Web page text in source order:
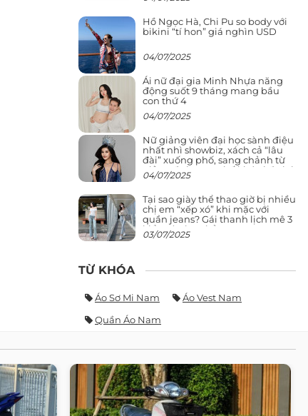
Hồ Ngọc Hà, Chi Pu so body với
bikini “tí hon” giá nghìn USD
04/07/2025
Ái nữ đại gia Minh Nhựa năng
động suốt 9 tháng mang bầu
con thứ 4
04/07/2025
Nữ giảng viên đại học sành điệu
nhất nhì showbiz, xách cả “lâu
đài” xuống phố, sang chảnh từ
giảng đường ra phố khó ai đọ lại
04/07/2025
Tại sao giày thể thao giờ bị nhiều
chị em “xếp xó” khi mặc với
quần jeans? Gái thanh lịch mê 3
kiểu này hơn hẳn
03/07/2025
TỪ KHÓA
Áo Sơ Mi Nam
Áo Vest Nam
Quần Áo Nam